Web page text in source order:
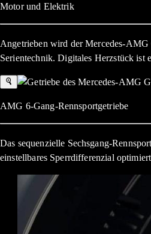
Motor und Elektrik
Angetrieben wird der Mercedes-
Serientechnik. Digitales Herzstück ist
AMG 6-Gang-Rennsportgetriebe
Das sequenzielle Sechsgang-
einstellbares Sperrdifferenzial